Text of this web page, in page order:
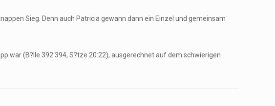
Sieg. Denn auch Patricia gewann dann ein Einzel und gemeinsam
war (B?lle 392:394, S?tze 20:22), ausgerechnet auf dem schwierigen